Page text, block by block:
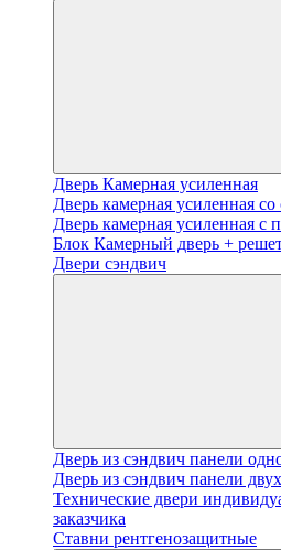
Дверь Камерная усиленная
Дверь камерная усиленная
Дверь камерная усиленная с
Блок Камерный дверь +
Двери сэндвич
Дверь из сэндвич панели
Дверь из сэндвич панели
Технические двери
заказчика
Ставни рентгенозащитные